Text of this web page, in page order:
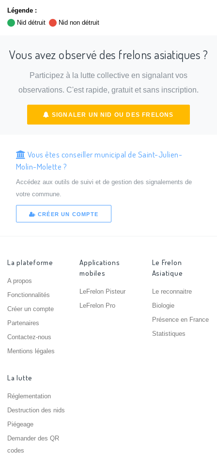
Légende :
Nid détruit
Nid non détruit
Vous avez observé des frelons asiatiques ?
Participez à la lutte collective en signalant vos
observations. C'est rapide, gratuit et sans inscription.
SIGNALER UN NID OU DES FRELONS
Vous êtes conseiller municipal de Saint-Julien-
Molin-Molette ?
Accédez aux outils de suivi et de gestion des signalements de
votre commune.
CRÉER UN COMPTE
La plateforme
A propos
Fonctionnalités
Créer un compte
Partenaires
Contactez-nous
Mentions légales
Applications
mobiles
LeFrelon Pisteur
LeFrelon Pro
Le Frelon
Asiatique
Le reconnaitre
Biologie
Présence en France
Statistiques
La lutte
Réglementation
Destruction des nids
Piégeage
Demander des QR
codes